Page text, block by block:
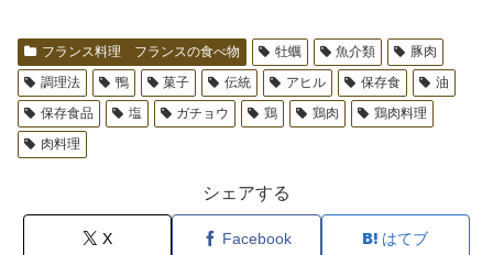
フランス料理 フランスの食べ物 牡蠣 魚介類
豚肉
調理法
鴨 菓子 伝統 アヒル 保存食
油
保存食品
塩 ガチョウ 鶏 鶏肉
鶏肉料理
肉料理
シェアする
X Facebook はてブ